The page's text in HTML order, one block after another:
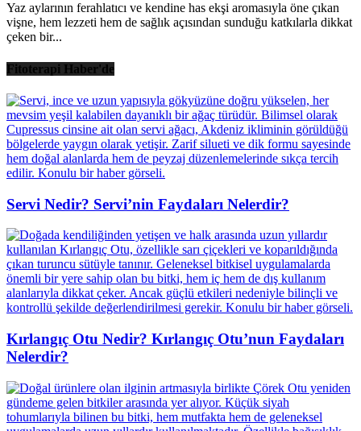
Yaz aylarının ferahlatıcı ve kendine has ekşi aromasıyla öne çıkan
vişne, hem lezzeti hem de sağlık açısından sunduğu katkılarla dikkat
çeken bir...
Fitoterapi Haber'de
Servi Nedir? Servi’nin Faydaları Nelerdir?
Kırlangıç Otu Nedir? Kırlangıç Otu’nun Faydaları
Nelerdir?